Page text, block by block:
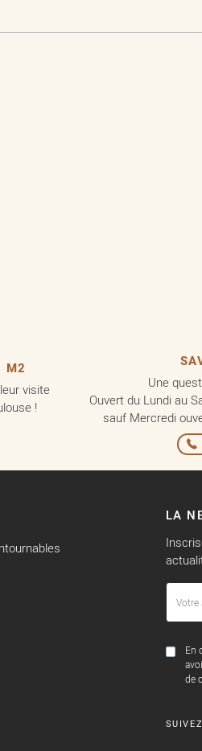
M2
visite
!
Une
Ouvert du Lundi au
sauf Mercredi
LA
En
de